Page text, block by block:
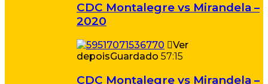
CDC Montalegre vs Mirandela –
2020
Ver
depoisGuardado 57:15
CDC Montalegre vs Mirandela –